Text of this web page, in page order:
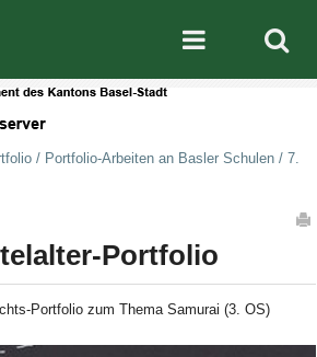
Mobile
/ Portfolio-Arbeiten an Basler Schulen / 7.
Portfolio
Portfolio zum Thema Samurai (3. OS)